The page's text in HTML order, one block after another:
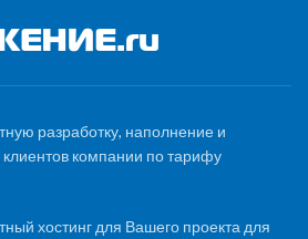
разработку, наполнение и
компании по тарифу
хостинг для Вашего проекта для